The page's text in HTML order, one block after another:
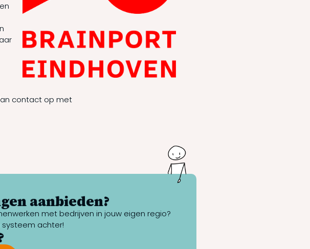
contact op met
aanbieden?
met bedrijven in jouw eigen regio?
achter!